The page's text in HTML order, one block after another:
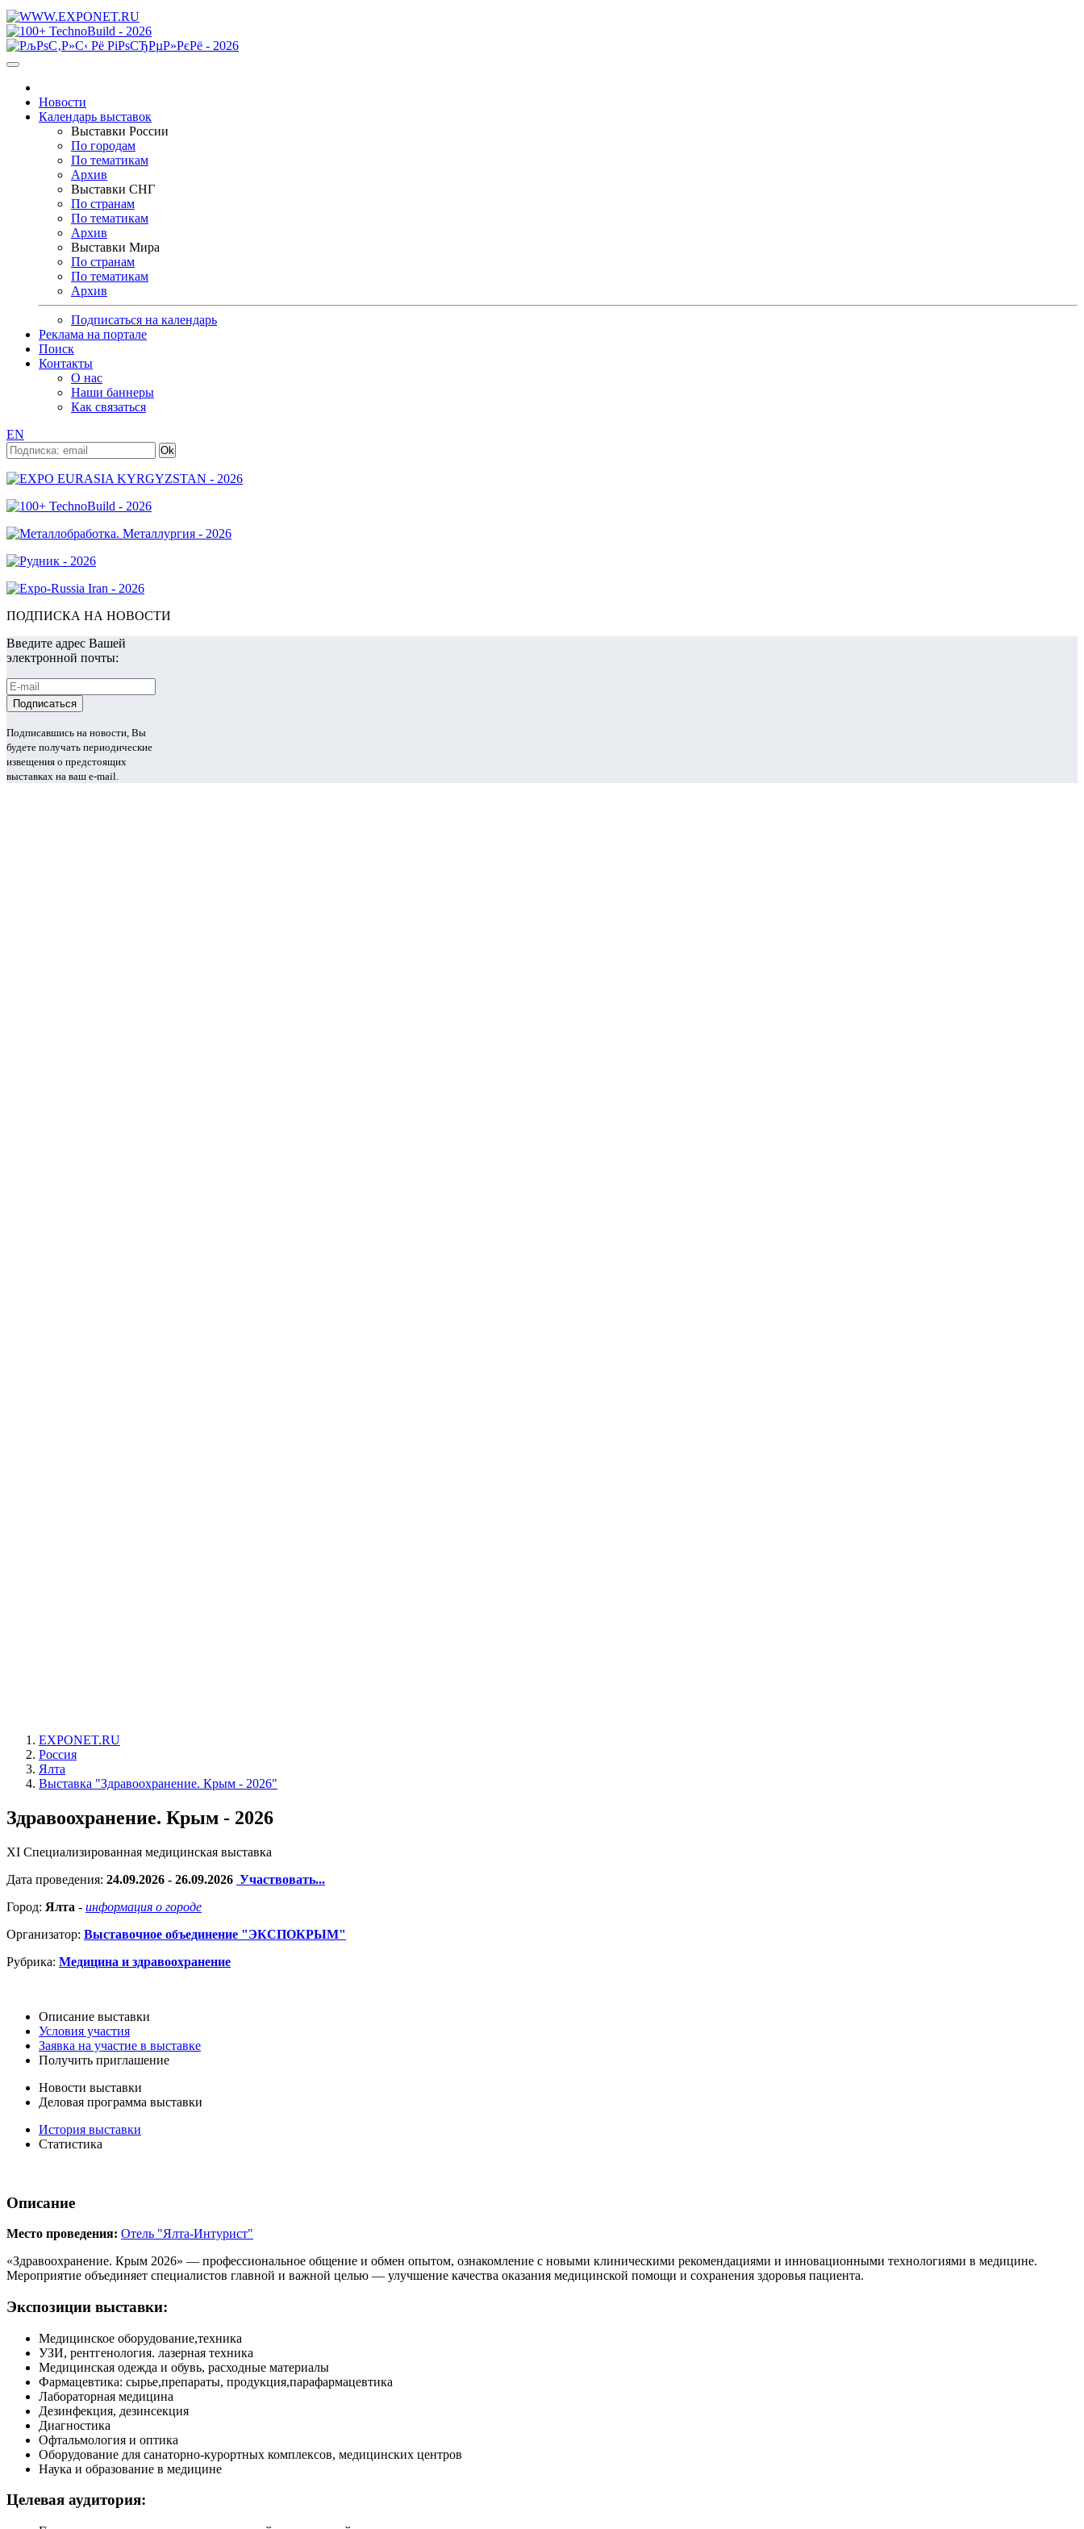
Новости
Календарь выставок
Выставки России
По городам
По тематикам
Архив
Выставки СНГ
По странам
По тематикам
Архив
Выставки Мира
По странам
По тематикам
Архив
Подписаться на календарь
Реклама на портале
Поиск
Контакты
О нас
Наши баннеры
Как связаться
EN
ПОДПИСКА НА НОВОСТИ
Введите адрес Вашей
электронной почты:
Подписавшись на новости, Вы
будете получать периодические
извещения о предстоящих
выставках на ваш e-mail.
EXPONET.RU
Россия
Ялта
Выставка "Здравоохранение. Крым - 2026"
Здравоохранение. Крым - 2026
XI Специализированная медицинская выставка
Дата проведения: 24.09.2026 - 26.09.2026 Участвовать...
Город: Ялта - информация о городе
Организатор: Выставочное объединение "ЭКСПОКРЫМ"
Рубрика: Медицина и здравоохранение
Описание выставки
Условия участия
Заявка на участие в выставке
Получить приглашение
Новости выставки
Деловая программа выставки
История выставки
Статистика
Описание
Место проведения: Отель "Ялта-Интурист"
«Здравоохранение. Крым 2026» — профессиональное общение и обмен опытом, ознакомление с новыми клиническими рекомендациями и инновационными технологиями в медицине.
Мероприятие объединяет специалистов главной и важной целью — улучшение качества оказания медицинской помощи и сохранения здоровья пациента.
Экспозиции выставки:
Медицинское оборудование,техника
УЗИ, рентгенология. лазерная техника
Медицинская одежда и обувь, расходные материалы
Фармацевтика: сырье,препараты, продукция,парафармацевтика
Лабораторная медицина
Дезинфекция, дезинсекция
Диагностика
Офтальмология и оптика
Оборудование для санаторно-курортных комплексов, медицинских центров
Наука и образование в медицине
Целевая аудитория: